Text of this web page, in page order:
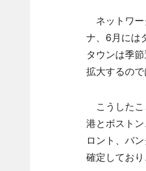
ネットワー
ナ、6月には
タウンは季
拡大するので
こうしたこ
港とボスト
ロント、バ
確定してお